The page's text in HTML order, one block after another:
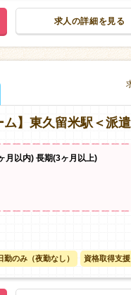
求人の詳細を見る
ム】東久留米駅＜派
月以内) 長期(3ヶ月以上)
勤のみ（夜勤なし） 資格取得支援